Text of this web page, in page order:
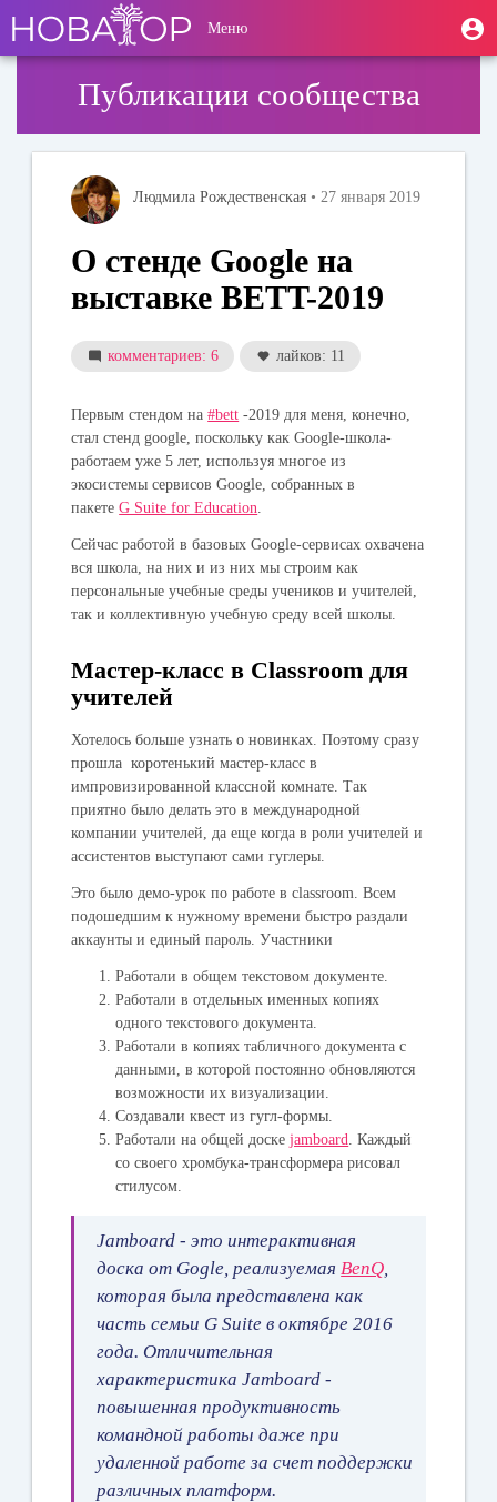
основному
содержанию
User
account
Меню
Публикации сообщества
Людмила Рождественская • 27 января 2019
О стенде Google на
выставке BETT-2019
комментариев: 6 лайков: 11
Первым стендом на#bett -2019 для меня, конечно,
стал стенд google, поскольку как Google-школа-
работаем уже 5 лет, используя многое из
экосистемы сервисов Google, собранных в
пакетеG Suite for Education
Сейчас работой в базовых Google-сервисах охвачена
вся школа, на них и из них мы строим как
персональные учебные среды учеников и учителей,
так и коллективную учебную среду всей школы.
Мастер-класс в Classroom для
учителей
Хотелось больше узнать о новинках. Поэтому сразу
прошла коротенький мастер-класс в
импровизированной классной комнате. Так
приятно было делать это в международной
компании учителей, да еще когда в роли учителей и
ассистентов выступают сами гуглеры.
Это было демо-урок по работе в classroom. Всем
подошедшим к нужному времени быстро раздали
аккаунты и единый пароль. Участники
Работали в общем текстовом документе.
Работали в отдельных именных копиях
одного текстового документа.
Работали в копиях табличного документа с
данными, в которой постоянно обновляются
возможности их визуализации.
Создавали квест из гугл-формы.
Работали на общей доскеjamboard
. Каждый
со своего хромбука-трансформера рисовал
стилусом.
Jamboard - это интерактивная
доска от Gogle, реализуемая BenQ
которая была представлена как
часть семьи G Suite в октябре 2016
года. Отличительная
характеристика Jamboard -
повышенная продуктивность
командной работы даже при
удаленной работе за счет поддержки
различных платформ.